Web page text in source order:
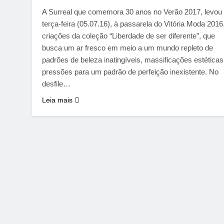
A Surreal que comemora 30 anos no Verão 2017, levou
terça-feira (05.07.16), à passarela do Vitória Moda
criações da coleção “Liberdade de ser diferente”, que
busca um ar fresco em meio a um mundo repleto de
padrões de beleza inatingíveis, massificações
pressões para um padrão de perfeição inexistente. No
desfile…
Leia mais